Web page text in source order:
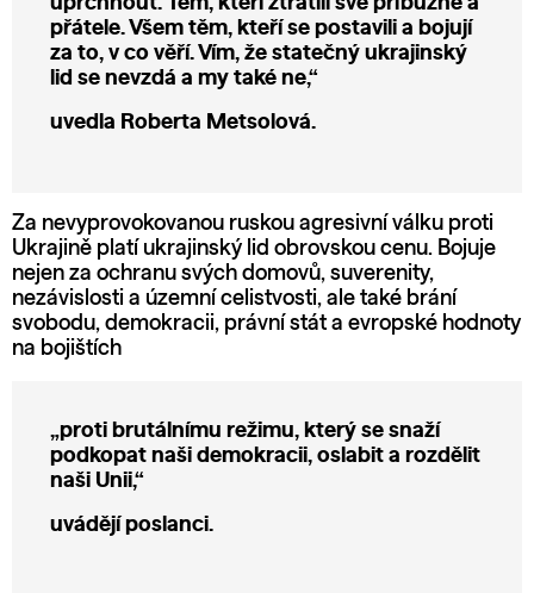
přátele. Všem těm, kteří se postavili a bojují
za to, v co věří. Vím, že statečný ukrajinský
lid se nevzdá a my také ne,“
uvedla Roberta Metsolová.
Za nevyprovokovanou ruskou agresivní válku proti
Ukrajině platí ukrajinský lid obrovskou cenu. Bojuje
nejen za ochranu svých domovů, suverenity,
nezávislosti a územní celistvosti, ale také brání
svobodu, demokracii, právní stát a evropské hodnoty
na bojištích
„proti brutálnímu režimu, který se snaží
podkopat naši demokracii, oslabit a rozdělit
naši Unii,“
uvádějí poslanci.